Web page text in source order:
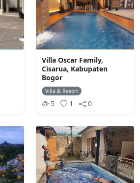
Villa Oscar Family,
Cisarua, Kabupaten
Bogor
Villa & Resort
5 1 0